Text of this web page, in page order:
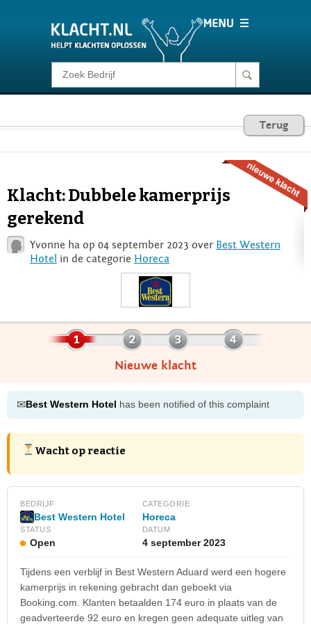
Klacht melden
Consumentenrecht
Voor Bedrijven
Login
Terug
Klacht: Dubbele kamerprijs
gerekend
Yvonne ha op 04 september 2023 over Best Western
Hotel in de categorie Horeca
Nieuwe klacht
✉Best Western Hotel has been notified of this complaint
Wacht op reactie
BEDRIJF
Best Western Hotel
CATEGORIE
Horeca
STATUS
Open
DATUM
4 september 2023
Tijdens een verblijf in Best Western Aduard werd een hogere
kamerprijs in rekening gebracht dan geboekt via
Booking.com. Klanten betaalden 174 euro in plaats van de
geadverteerde 92 euro en kregen geen adequate uitleg van